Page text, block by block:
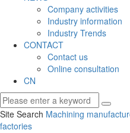
Company activities
Industry information
Industry Trends
CONTACT
Contact us
Online consultation
CN
Site Search Machining
factories